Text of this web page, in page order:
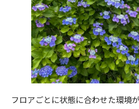
フロアごとに状態に合わせた環境